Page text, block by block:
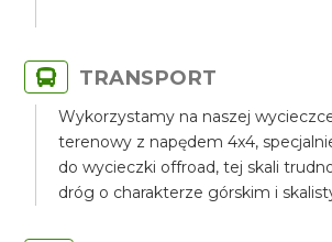
TRANSPORT
Wykorzystamy na naszej
terenowy z napędem 4x4,
do wycieczki offroad, tej skali
dróg o charakterze górskim i